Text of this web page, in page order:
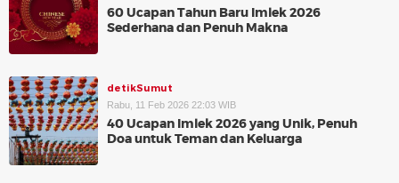
60 Ucapan Tahun Baru Imlek 2026
Sederhana dan Penuh Makna
detikSumut
Rabu, 11 Feb 2026 22:03 WIB
40 Ucapan Imlek 2026 yang Unik, Penuh
Doa untuk Teman dan Keluarga